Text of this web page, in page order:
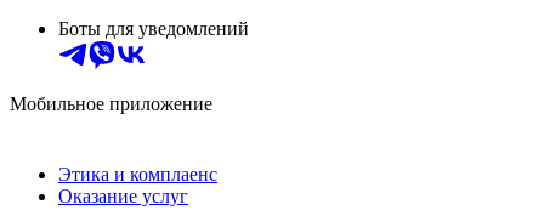
Боты для уведомлений
Мобильное приложение
Этика и комплаенс
Оказание услуг